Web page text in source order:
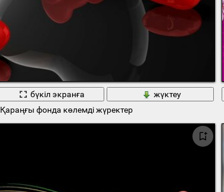
бүкіл экранға
жүктеу
Қараңғы фонда көлемді жүректер